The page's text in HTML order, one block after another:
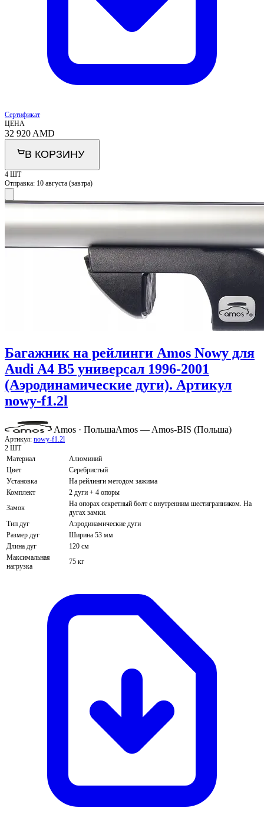
Сертификат
ЦЕНА
32 920 AMD
В КОРЗИНУ
4 ШТ
Отправка: 10 августа (завтра)
Багажник на рейлинги Amos Nowy для
Audi A4 B5 универсал 1996-2001
(Аэродинамические дуги). Артикул
nowy-f1.2l
Amos · ПольшаAmos — Amos-BIS (Польша)
Артикул: nowy-f1.2l
2 ШТ
Материал
Алюминий
Цвет
Серебристый
Установка
На рейлинги методом зажима
Комплект
2 дуги + 4 опоры
Замок
На опорах секретный болт с внутренним шестигранником. На
дугах замки.
Тип дуг
Аэродинамические дуги
Размер дуг
Ширина 53 мм
Длина дуг
120 см
Максимальная
нагрузка
75 кг